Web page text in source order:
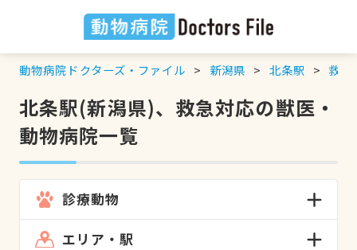
動物病院ドクターズ・ファイル 新潟県 北条駅 救急
北条駅(新潟県)、救急対応の獣医・
動物病院一覧
診療動物
エリア・駅